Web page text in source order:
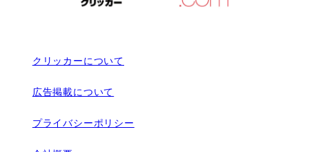
クリッカーについて
広告掲載について
プライバシーポリシー